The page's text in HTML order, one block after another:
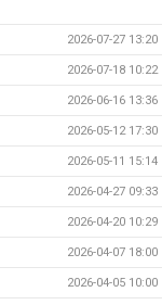
2026-07-27 13:20
2026-07-18 10:22
2026-06-16 13:36
2026-05-12 17:30
2026-05-11 15:14
2026-04-27 09:33
2026-04-20 10:29
2026-04-07 18:00
2026-04-05 10:00